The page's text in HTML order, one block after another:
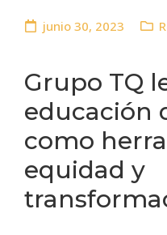
junio 30, 2023
Grupo TQ
educación
como
equidad y